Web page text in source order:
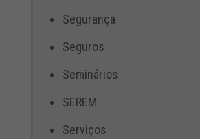
Segurança
Seguros
Seminários
SEREM
Serviços